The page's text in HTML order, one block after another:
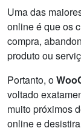
Uma das
online é que os
compra,
produto ou
Portanto, o
voltado
muito próximos
online e